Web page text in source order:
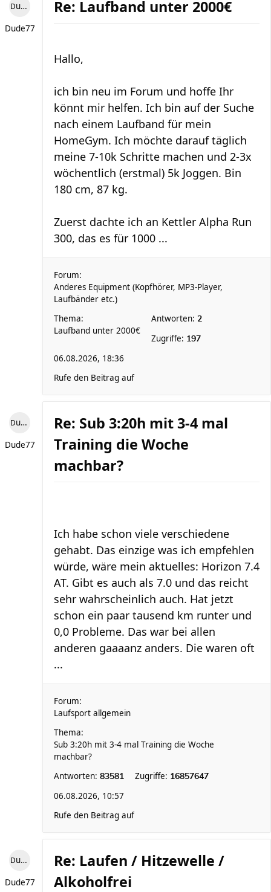
Dude77
Dude77
Re: Laufband unter 2000€
Hallo,
ich bin neu im Forum und hoffe Ihr
könnt mir helfen. Ich bin auf der Suche
nach einem Laufband für mein
HomeGym. Ich möchte darauf täglich
meine 7-10k Schritte machen und 2-3x
wöchentlich (erstmal) 5k Joggen. Bin
180 cm, 87 kg.
Zuerst dachte ich an Kettler Alpha Run
300, das es für 1000 ...
Forum:
Anderes Equipment (Kopfhörer, MP3-Player,
Laufbänder etc.)
Thema:
Laufband unter 2000€
Antworten: 2
Zugriffe: 197
06.08.2026, 18:36
Rufe den Beitrag auf
Dude77
Dude77
Re: Sub 3:20h mit 3-4 mal
Training die Woche
machbar?
Ich habe schon viele verschiedene
gehabt. Das einzige was ich empfehlen
würde, wäre mein aktuelles: Horizon 7.4
AT. Gibt es auch als 7.0 und das reicht
sehr wahrscheinlich auch. Hat jetzt
schon ein paar tausend km runter und
0,0 Probleme. Das war bei allen
anderen gaaaanz anders. Die waren oft
...
Forum:
Laufsport allgemein
Thema:
Sub 3:20h mit 3-4 mal Training die Woche
machbar?
Antworten: 83581 Zugriffe: 16857647
06.08.2026, 10:57
Rufe den Beitrag auf
Dude77
Dude77
Re: Laufen / Hitzewelle /
Alkoholfrei